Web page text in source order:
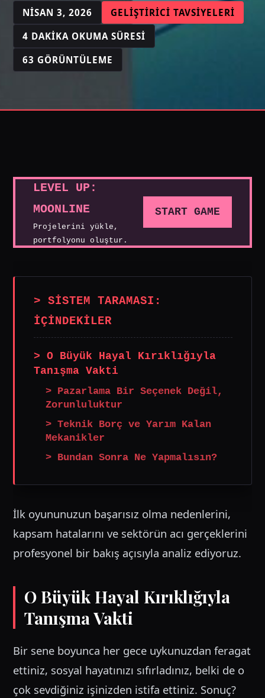
NISAN 3, 2026
GELIŞTIRICI TAVSIYELERI
4 DAKIKA OKUMA SÜRESI
63 GÖRÜNTÜLEME
LEVEL UP:
MOONLINE
Projelerini yükle,
portfolyonu oluştur.
START GAME
> SİSTEM TARAMASI:
İÇİNDEKİLER
> O Büyük Hayal Kırıklığıyla
Tanışma Vakti
> Pazarlama Bir Seçenek Değil,
Zorunluluktur
> Teknik Borç ve Yarım Kalan
Mekanikler
> Bundan Sonra Ne Yapmalısın?
İlk oyununuzun başarısız olma nedenlerini,
kapsam hatalarını ve sektörün acı gerçeklerini
profesyonel bir bakış açısıyla analiz ediyoruz.
O Büyük Hayal Kırıklığıyla
Tanışma Vakti
Bir sene boyunca her gece uykunuzdan feragat
ettiniz, sosyal hayatınızı sıfırladınız, belki de o
çok sevdiğiniz işinizden istifa ettiniz. Sonuç?